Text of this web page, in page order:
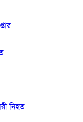
নিহত